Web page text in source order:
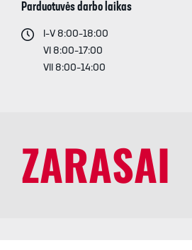
Parduotuvės darbo laikas
I–V 8:00–18:00
VI 8:00–17:00
VII 8:00–14:00
ZARASAI